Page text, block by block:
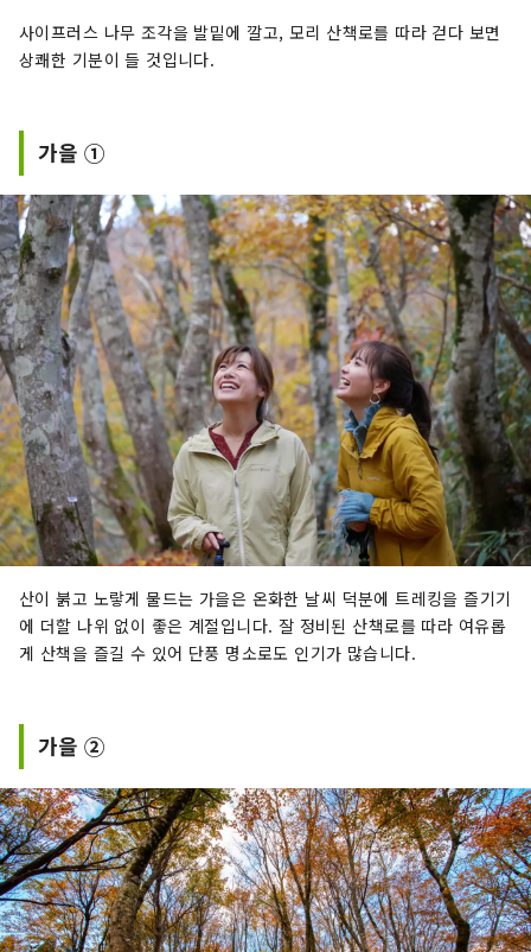
사이프러스 나무 조각을 발밑에 깔고, 모리 산책로를 따라 걷다 보면
상쾌한 기분이 들 것입니다.
가을 ①
산이 붉고 노랗게 물드는 가을은 온화한 날씨 덕분에 트레킹을 즐기기
에 더할 나위 없이 좋은 계절입니다. 잘 정비된 산책로를 따라 여유롭
게 산책을 즐길 수 있어 단풍 명소로도 인기가 많습니다.
가을 ②